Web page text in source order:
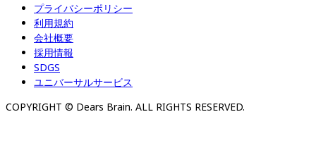
プライバシーポリシー
利用規約
会社概要
採用情報
SDGS
ユニバーサルサービス
COPYRIGHT © Dears Brain. ALL RIGHTS RESERVED.